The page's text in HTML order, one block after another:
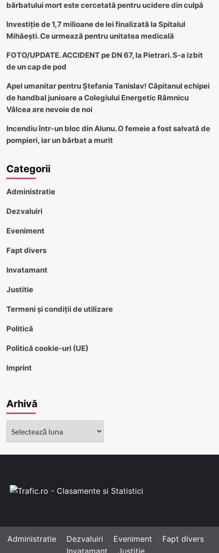
bărbatului mort este cercetată pentru ucidere din culpă
Investiție de 1,7 milioane de lei finalizată la Spitalul
Mihăești. Ce urmează pentru unitatea medicală
FOTO/UPDATE. ACCIDENT pe DN 67, la Pietrari. S-a izbit
de un cap de pod
Apel umanitar pentru Ștefania Tanislav! Căpitanul echipei
de handbal junioare a Colegiului Energetic Râmnicu
Vâlcea are nevoie de noi
Incendiu într-un bloc din Alunu. O femeie a fost salvată de
pompieri, iar un bărbat a murit
Categorii
Administratie
Dezvaluiri
Eveniment
Fapt divers
Invatamant
Justitie
Termeni și condiții de utilizare
Politică
Politică cookie-uri (UE)
Imprint
Arhivă
Administratie Dezvaluiri Eveniment
Fapt divers
Invatamant
Justitie